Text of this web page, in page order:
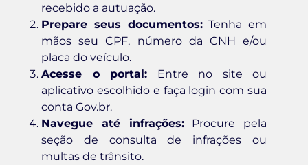
recebido a autuação.
Prepare seus documentos:Tenha em
mãos seu CPF, número da CNH e/ou
placa do veículo.
Acesse o portal: Entre no site ou
aplicativo escolhido e faça login com sua
conta Gov.br.
Navegue até infrações:Procure pela
seção de consulta de infrações ou
multas de trânsito.